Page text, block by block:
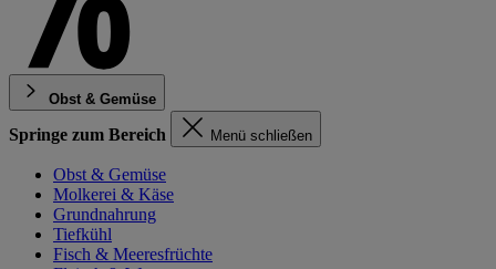
Obst & Gemüse
Springe zum Bereich Menü schließen
Obst & Gemüse
Molkerei & Käse
Grundnahrung
Tiefkühl
Fisch & Meeresfrüchte